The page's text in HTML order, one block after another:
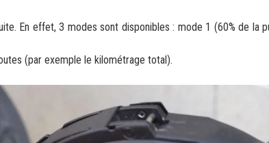
En effet, 3 modes sont disponibles : mode 1 (60% de la
(par exemple le kilométrage total).